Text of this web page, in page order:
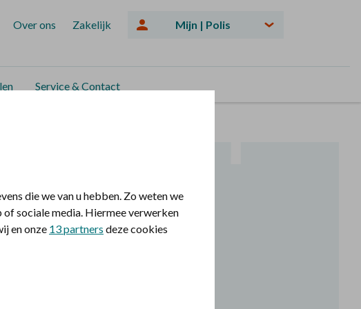
Over ons Zakelijk Mijn | Polis
Service & Contact
die we van u hebben. Zo weten we
sociale media. Hiermee verwerken
en onze 13 partners deze cookies